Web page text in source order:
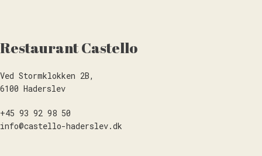
Restaurant Castello
Ved Stormklokken 2B,
6100 Haderslev
+45 93 92 98 50
info@castello-haderslev.dk